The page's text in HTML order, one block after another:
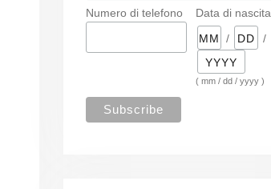
Numero di telefono
Data di nascita
/
/
( mm / dd / yyyy )